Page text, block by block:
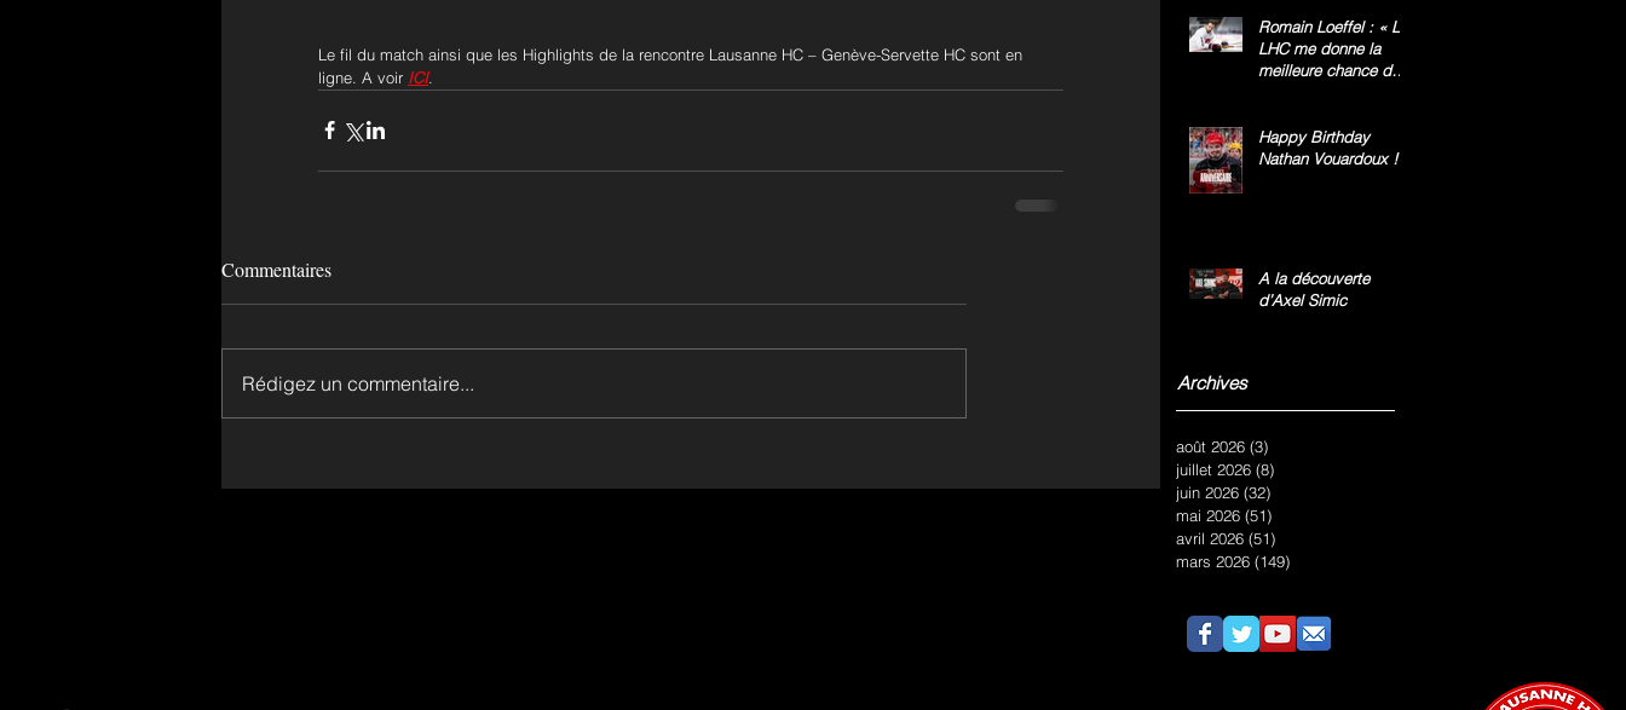
Le fil du match ainsi que les Highlights de la rencontre Lausanne HC – Genève-Servette HC sont en
ligne. A voir ICI.
Commentaires
Rédigez un commentaire...
Romain Loeffel : « Le
LHC me donne la
meilleure chance de
Happy Birthday
Nathan Vouardoux !
A la découverte
d’Axel Simic
Archives
août 2026 (3)
juillet 2026 (8)
juin 2026 (32)
mai 2026 (51)
avril 2026 (51)
mars 2026 (149)